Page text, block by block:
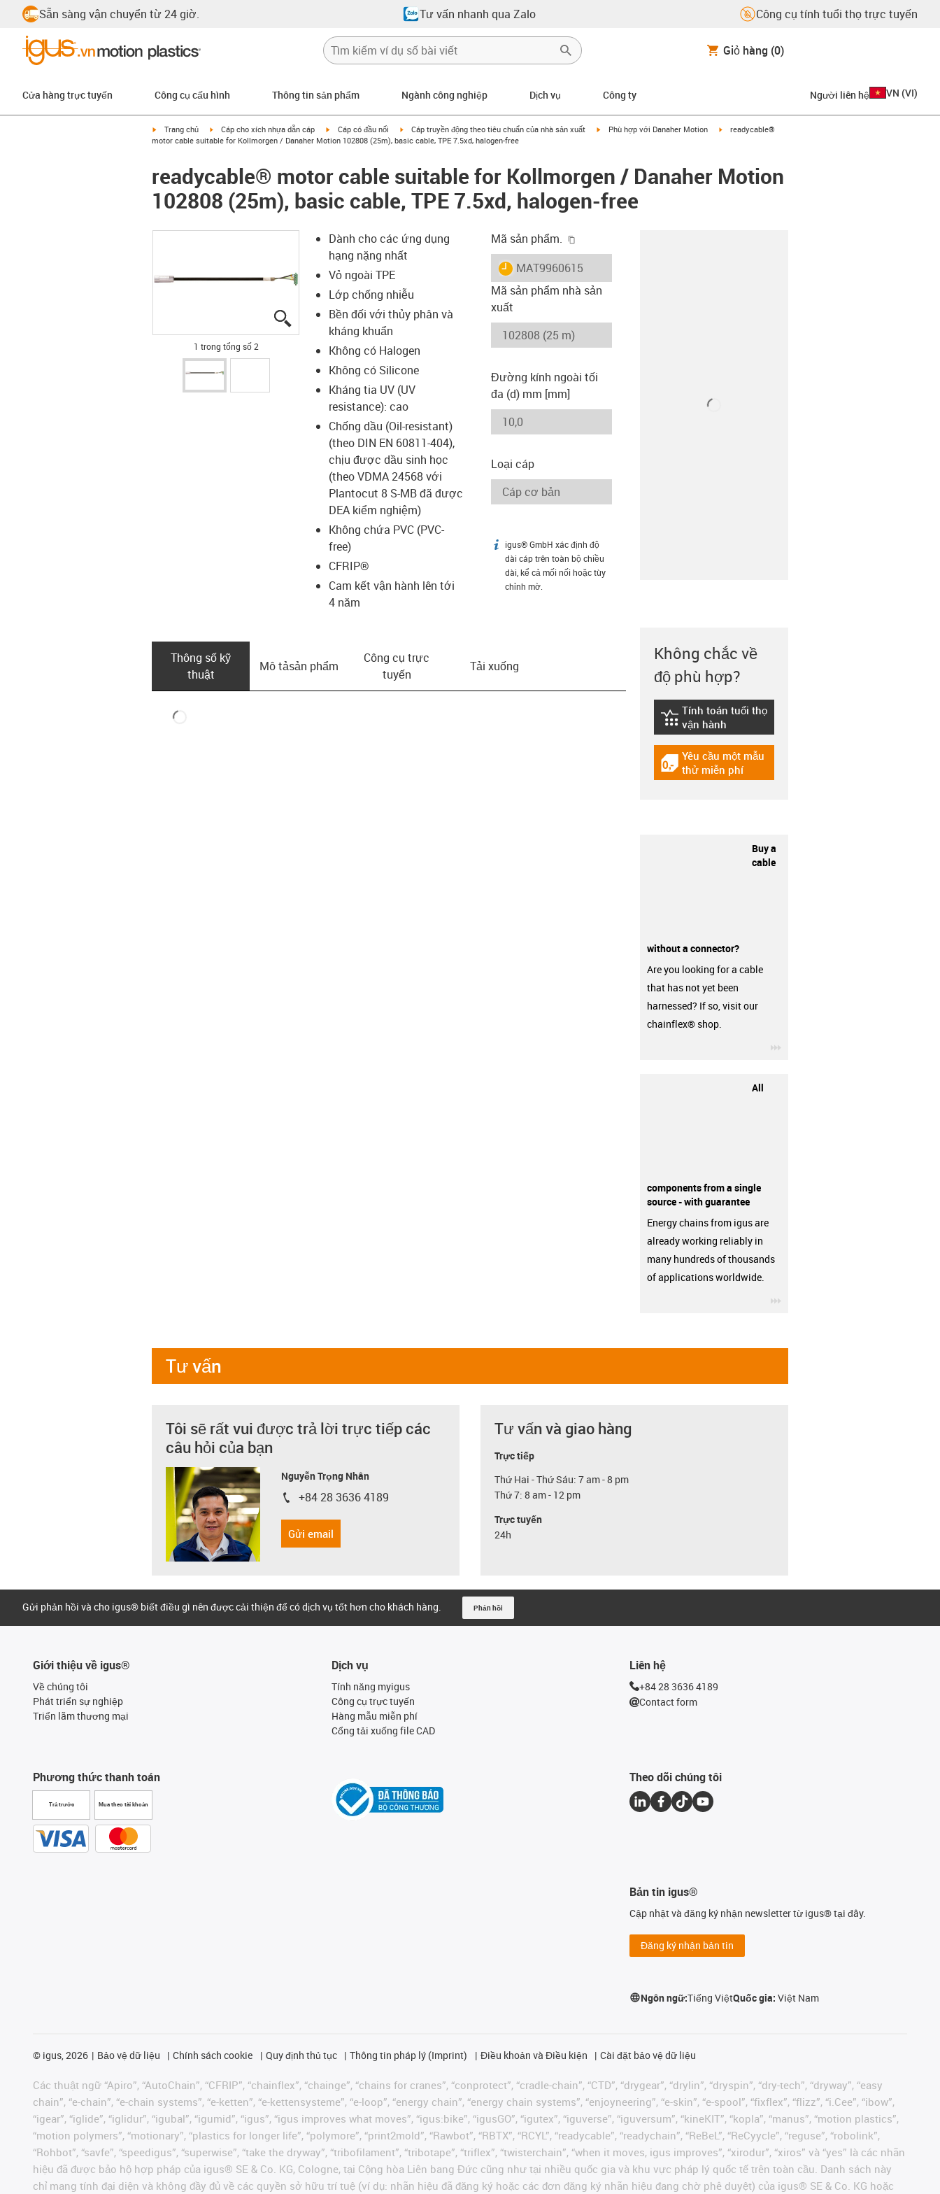
Sẵn sàng vận chuyển từ 24 giờ. Tư vấn nhanh qua Zalo Công cụ tính tuổi thọ trực tuyến
Giỏ hàng (0)
Cửa hàng trực tuyến Công cụ cấu hình Thông tin sản phẩm Ngành công nghiệp Dịch vụ Công ty Người liên hệ VN (VI)
igus-icon-arrow-right
Trang chủ igus-icon-arrow-right
Cáp cho xích nhựa dẫn cáp igus-icon-arrow-right
Cáp có đầu nối igus-icon-arrow-right
Cáp truyền động theo tiêu chuẩn của nhà sản xuất igus-icon-arrow-right
Phù hợp với Danaher Motion igus-icon-arrow-right
readycable®
motor cable suitable for Kollmorgen / Danaher Motion 102808 (25m), basic cable, TPE 7.5xd, halogen-free
readycable® motor cable suitable for Kollmorgen / Danaher Motion
102808 (25m), basic cable, TPE 7.5xd, halogen-free
igus-icon-lupe
igus-icon-lupe
1 trong tổng số 2
Dành cho các ứng dụng
hạng nặng nhất
Vỏ ngoài TPE
Lớp chống nhiễu
Bền đối với thủy phân và
kháng khuẩn
Không có Halogen
Không có Silicone
Kháng tia UV (UV
resistance): cao
Chống dầu (Oil-resistant)
(theo DIN EN 60811-404),
chịu được dầu sinh học
(theo VDMA 24568 với
Plantocut 8 S-MB đã được
DEA kiểm nghiệm)
Không chứa PVC (PVC-
free)
CFRIP®
Cam kết vận hành lên tới
4 năm
Mã sản phẩm.
igus-icon-lieferzeit
MAT9960615
Mã sản phẩm nhà sản
xuất
Đường kính ngoài tối
đa (d) mm [mm]
Loại cáp
igus-icon-info
igus® GmbH xác định độ
dài cáp trên toàn bộ chiều
dài, kể cả mối nối hoặc tùy
chỉnh mờ.
Thông số kỹ
thuật
Mô tả­sản phẩm
Công cụ trực
tuyến
Tải xuống
Không chắc về
độ phù hợp?
igus-icon-lebensdauerrechner
Tính toán tuổi thọ
vận hành
igus-icon-gratismuster
Yêu cầu một mẫu
thử miễn phí
Buy a
cable
without a connector?
Are you looking for a cable
that has not yet been
harnessed? If so, visit our
chainflex® shop.
All
components from a single
source - with guarantee
Energy chains from igus are
already working reliably in
many hundreds of thousands
of applications worldwide.
Tư vấn
Tôi sẽ rất vui được trả lời trực tiếp các
câu hỏi của bạn
Nguyễn Trọng Nhân
igus-icon-phone
+84 28 3636 4189
Gửi email
Tư vấn và giao hàng
Trực tiếp
Thứ Hai - Thứ Sáu: 7 am - 8 pm
Thứ 7: 8 am - 12 pm
Trực tuyến
24h
Gửi phản hồi và cho igus® biết điều gì nên được cải thiện để có dịch vụ tốt hơn cho khách hàng. Phản hồi
Giới thiệu về igus®
Về chúng tôi
Phát triển sự nghiệp
Triển lãm thương mại
Phương thức thanh toán
Trả trước Mua theo tài khoản
Dịch vụ
Tính năng myigus
Công cụ trực tuyến
Hàng mẫu miễn phí
Cổng tải xuống file CAD
Liên hệ
+84 28 3636 4189
Contact form
Theo dõi chúng tôi
Bản tin igus®
Cập nhật và đăng ký nhận newsletter từ igus® tại đây.
Đăng ký nhận bản tin
Ngôn ngữ:Tiếng ViệtQuốc gia:Việt Nam
© igus, 2026 Bảo vệ dữ liệu Chính sách cookie Quy định thủ tục Thông tin pháp lý (Imprint) Điều khoản và Điều kiện Cài đặt bảo vệ dữ liệu
Các thuật ngữ “Apiro”, “AutoChain”, “CFRIP”, “chainflex”, “chainge”, “chains for cranes”, “conprotect”, “cradle-chain”, “CTD”, “drygear”, “drylin”, “dryspin”, “dry-tech”, “dryway”, “easy
chain”, “e-chain”, “e-chain systems”, “e-ketten”, “e-kettensysteme”, “e-loop”, “energy chain”, “energy chain systems”, “enjoyneering”, “e-skin”, “e-spool”, “fixflex”, “flizz”, “i.Cee”, “ibow”,
“igear”, “iglide”, “iglidur”, “igubal”, “igumid”, “igus”, “igus improves what moves”, “igus:bike”, “igusGO”, “igutex”, “iguverse”, “iguversum”, “kineKIT”, “kopla”, “manus”, “motion plastics”,
“motion polymers”, “motionary”, “plastics for longer life”, “polymore”, “print2mold”, “Rawbot”, “RBTX”, “RCYL”, “readycable”, “readychain”, “ReBeL”, “ReCyycle”, “reguse”, “robolink”,
“Rohbot”, “savfe”, “speedigus”, “superwise”, “take the dryway”, “tribofilament”, “tribotape”, “triflex”, “twisterchain”, “when it moves, igus improves”, “xirodur”, “xiros” và “yes” là các nhãn
hiệu đã được bảo hộ hợp pháp của igus® SE & Co. KG, Cologne, tại Cộng hòa Liên bang Đức cũng như tại nhiều quốc gia và khu vực pháp lý quốc tế trên toàn cầu. Danh sách này
chỉ mang tính đại diện và không đầy đủ về các quyền sở hữu trí tuệ (ví dụ: nhãn hiệu đã đăng ký hoặc các đơn đăng ký nhãn hiệu đang chờ phê duyệt) của igus® SE & Co. KG hoặc